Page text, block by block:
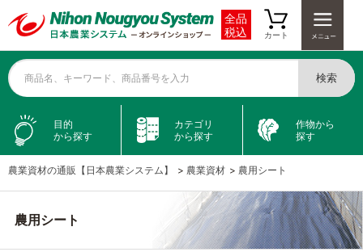
全品
税込
カート
商品名、キーワード、商品番号を入力 検索
目的
から探す
カテゴリ
から探す
作物から
探す
農業資材の通販【日本農業システム】 > 農業資材 > 農用シート
農用シート